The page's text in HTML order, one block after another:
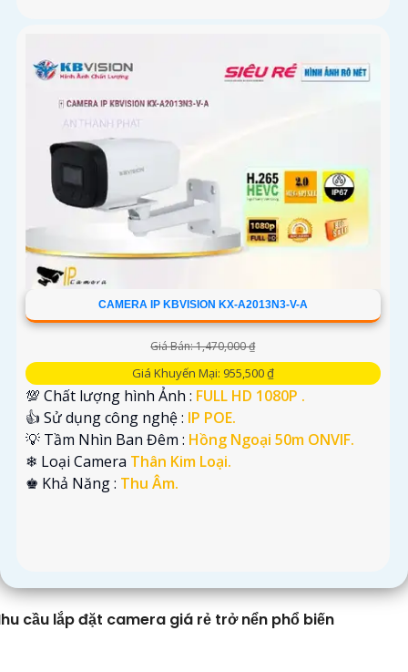
CAMERA IP KBVISION KX-A2013N3-V-A
Giá Bán: 1,470,000 ₫
Giá Khuyến Mại: 955,500 ₫
💯 Chất lượng hình Ảnh : FULL HD 1080P .
👍 Sử dụng công nghệ : IP POE.
💡 Tầm Nhìn Ban Đêm : Hồng Ngoại 50m ONVIF.
❄ Loại Camera Thân Kim Loại.
️♚ Khả Năng : Thu Âm.
cầu lắp đặt camera giá rẻ trở nển phổ biến